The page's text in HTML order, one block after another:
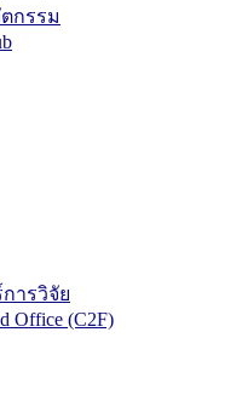
กรรม
ารวิจัย
Office (C2F)